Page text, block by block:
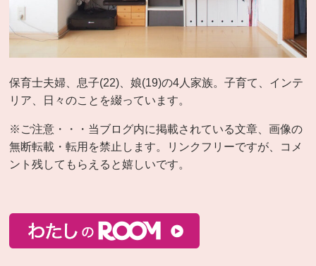
保育士夫婦、息子(22)、娘(19)の4人家族。子育て、インテ
リア、日々のことを綴っています。
※ご注意・・・当ブログ内に掲載されている文章、画像の
無断転載・転用を禁止します。リンクフリーですが、コメ
ント残してもらえると嬉しいです。